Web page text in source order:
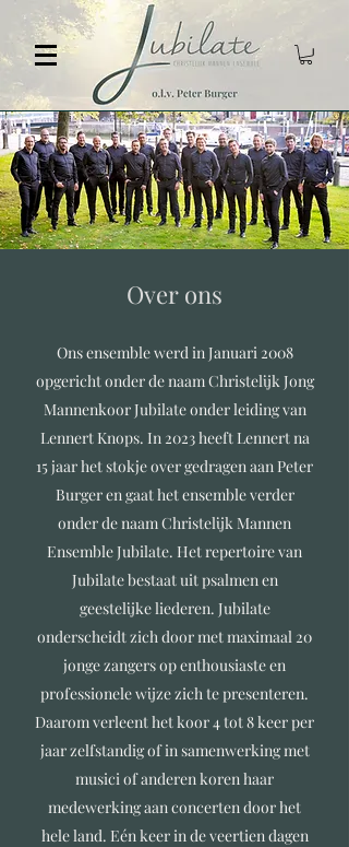
Over ons
Ons ensemble werd in Januari 2008
opgericht onder de naam Christelijk Jong
Mannenkoor Jubilate onder leiding van
Lennert Knops. In 2023 heeft Lennert na
15 jaar het stokje over gedragen aan Peter
Burger en gaat het ensemble verder
onder de naam Christelijk Mannen
Ensemble Jubilate. Het repertoire van
Jubilate bestaat uit psalmen en
geestelijke liederen. Jubilate
onderscheidt zich door met maximaal 20
jonge zangers op enthousiaste en
professionele wijze zich te presenteren.
Daarom verleent het koor 4 tot 8 keer per
jaar zelfstandig of in samenwerking met
musici of anderen koren haar
medewerking aan concerten door het
hele land. Eén keer in de veertien dagen